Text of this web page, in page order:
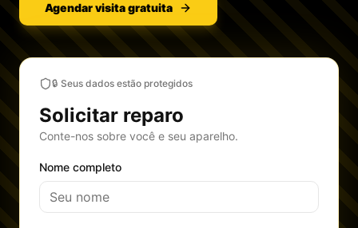
Agendar visita gratuita
🔒 Seus dados estão protegidos
Solicitar reparo
Conte-nos sobre você e seu aparelho.
Nome completo